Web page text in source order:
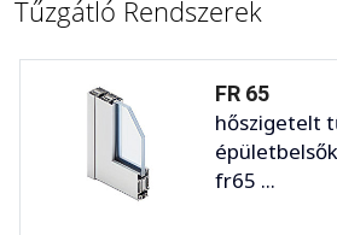
Tűzgátló Rendszerek
FR 65
hőszigetelt
fr65 ...